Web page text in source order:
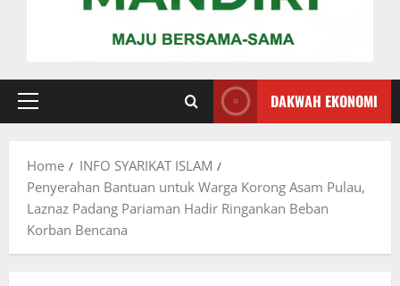
Primary
DAKWAH EKONOMI
Home
INFO SYARIKAT ISLAM
Penyerahan Bantuan untuk Warga Korong Asam Pulau,
Laznaz Padang Pariaman Hadir Ringankan Beban
Korban Bencana